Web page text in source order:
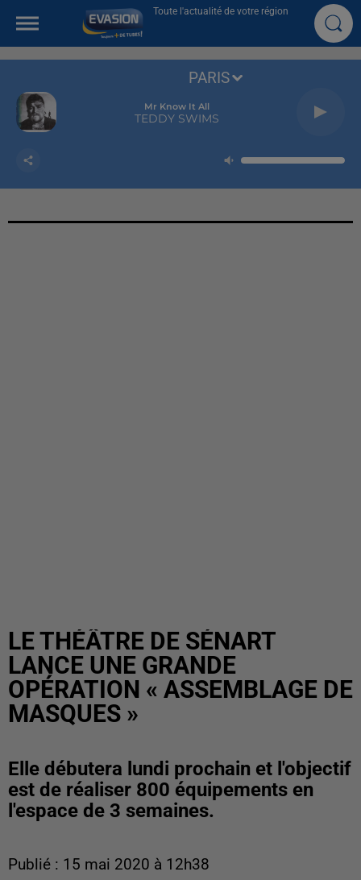
Toute l'actualité de votre région
Mr Know It All
TEDDY SWIMS
PARIS
LE THÉÂTRE DE SÉNART
LANCE UNE GRANDE
OPÉRATION « ASSEMBLAGE DE
MASQUES »
Elle débutera lundi prochain et l'objectif
est de réaliser 800 équipements en
l'espace de 3 semaines.
Publié : 15 mai 2020 à 12h38